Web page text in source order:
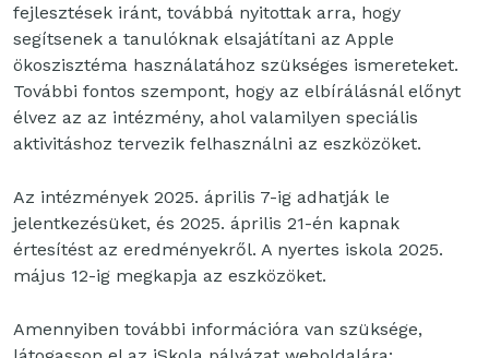
fejlesztések iránt, továbbá nyitottak arra, hogy
segítsenek a tanulóknak elsajátítani az Apple
ökoszisztéma használatához szükséges ismereteket.
További fontos szempont, hogy az elbírálásnál előnyt
élvez az az intézmény, ahol valamilyen speciális
aktivitáshoz tervezik felhasználni az eszközöket.
Az intézmények 2025. április 7-ig adhatják le
jelentkezésüket, és 2025. április 21-én kapnak
értesítést az eredményekről. A nyertes iskola 2025.
május 12-ig megkapja az eszközöket.
Amennyiben további információra van szüksége,